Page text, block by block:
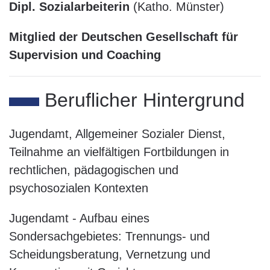
Dipl. Sozialarbeiterin (Katho. Münster)
Mitglied der Deutschen Gesellschaft für
Supervision und Coaching
Beruflicher Hintergrund
Jugendamt, Allgemeiner Sozialer Dienst,
Teilnahme an vielfältigen Fortbildungen in
rechtlichen, pädagogischen und
psychosozialen Kontexten
Jugendamt - Aufbau eines
Sondersachgebietes: Trennungs- und
Scheidungsberatung, Vernetzung und